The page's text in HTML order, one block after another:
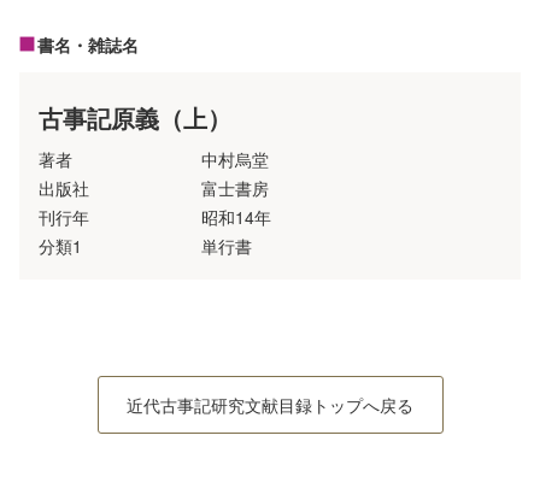
書名・雑誌名
古事記原義（上）
著者
中村烏堂
出版社
富士書房
刊行年
昭和14年
分類1
単行書
近代古事記研究文献目録トップへ戻る